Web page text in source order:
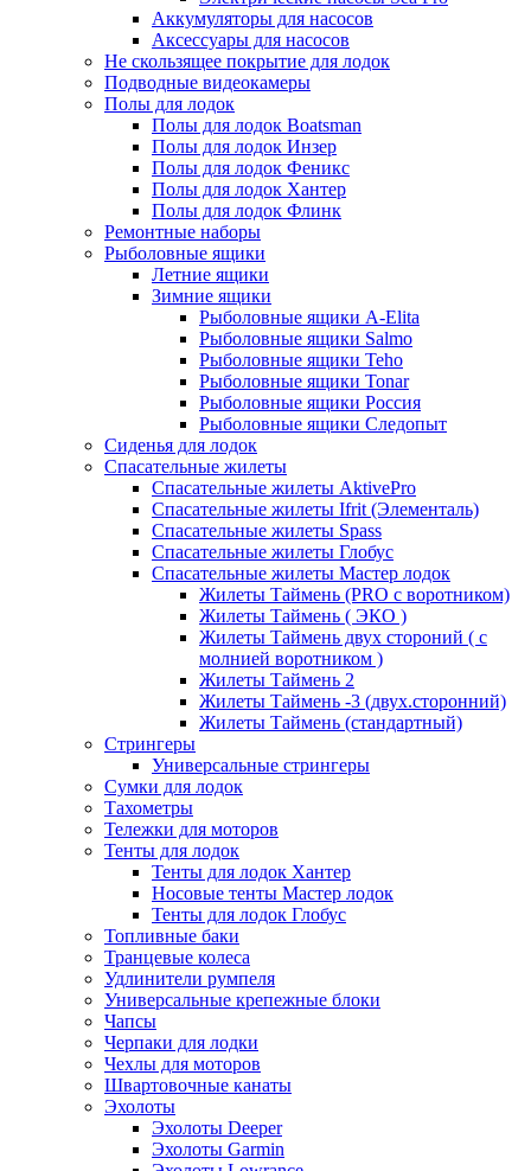
Аккумуляторы для насосов
Аксессуары для насосов
Не скользящее покрытие для лодок
Подводные видеокамеры
Полы для лодок
Полы для лодок Boatsman
Полы для лодок Инзер
Полы для лодок Феникс
Полы для лодок Хантер
Полы для лодок Флинк
Ремонтные наборы
Рыболовные ящики
Летние ящики
Зимние ящики
Рыболовные ящики A-Elita
Рыболовные ящики Salmo
Рыболовные ящики Teho
Рыболовные ящики Tonar
Рыболовные ящики Россия
Рыболовные ящики Следопыт
Сиденья для лодок
Спасательные жилеты
Спасательные жилеты AktivePro
Спасательные жилеты Ifrit (Элементаль)
Спасательные жилеты Spass
Спасательные жилеты Глобус
Спасательные жилеты Мастер лодок
Жилеты Таймень (PRO c воротником)
Жилеты Таймень ( ЭКО )
Жилеты Таймень двух стороний ( с
молнией воротником )
Жилеты Таймень 2
Жилеты Таймень -3 (двух.сторонний)
Жилеты Таймень (стандартный)
Стрингеры
Универсальные стрингеры
Сумки для лодок
Тахометры
Тележки для моторов
Тенты для лодок
Тенты для лодок Хантер
Носовые тенты Мастер лодок
Тенты для лодок Глобус
Топливные баки
Транцевые колеса
Удлинители румпеля
Универсальные крепежные блоки
Чапсы
Черпаки для лодки
Чехлы для моторов
Швартовочные канаты
Эхолоты
Эхолоты Deeper
Эхолоты Garmin